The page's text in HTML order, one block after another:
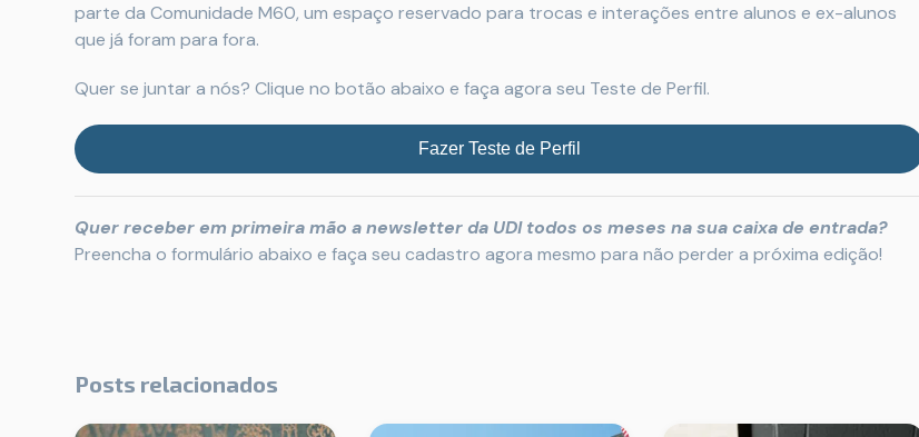
parte da Comunidade M60, um espaço reservado para trocas e interações entre alunos e ex-alunos
que já foram para fora.
Quer se juntar a nós? Clique no botão abaixo e faça agora seu Teste de Perfil.
Fazer Teste de Perfil
Quer receber em primeira mão a newsletter da UDI todos os meses na sua caixa de entrada?
Preencha o formulário abaixo e faça seu cadastro agora mesmo para não perder a próxima edição!
Posts relacionados